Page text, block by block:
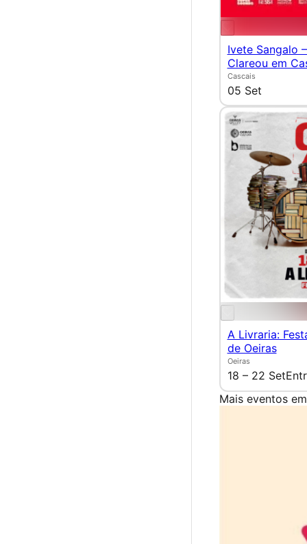
Ivete Sangalo
Clareou em
Cascais
05 Set
A Livraria:
de Oeiras
Oeiras
18 – 22 Set
Mais eventos